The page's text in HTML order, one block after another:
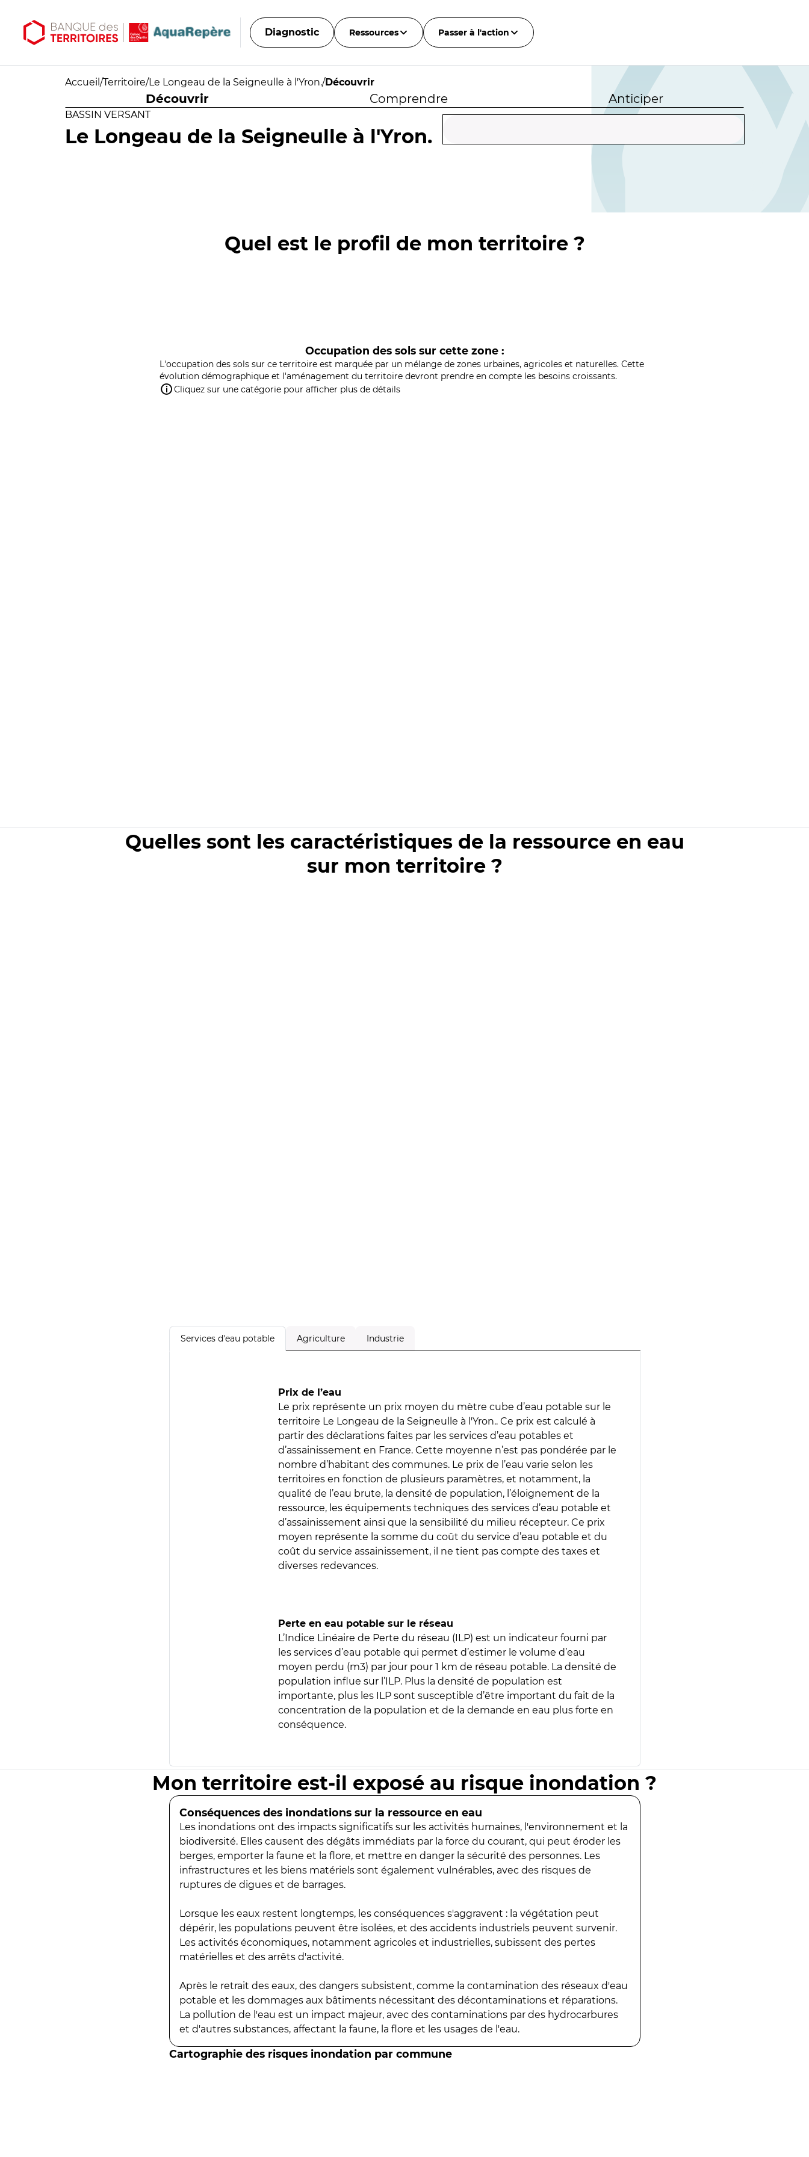
Diagnostic Ressources Passer à l'action
Accueil /Territoire/Le Longeau de la Seigneulle à l'Yron./Découvrir
Découvrir Comprendre Anticiper
BASSIN VERSANT
Le Longeau de la Seigneulle à l'Yron.
Quel est le profil de mon territoire ?
Occupation des sols sur cette zone :
L'occupation des sols sur ce territoire est marquée par un mélange de zones urbaines, agricoles et naturelles. Cette
évolution démographique et l'aménagement du territoire devront prendre en compte les besoins croissants.
Cliquez sur une catégorie pour afficher plus de détails
Quelles sont les caractéristiques de la ressource en eau
sur mon territoire ?
Services d'eau potable Agriculture Industrie
Prix de l’eau
Le prix représente un prix moyen du mètre cube d’eau potable sur le
territoire Le Longeau de la Seigneulle à l'Yron.. Ce prix est calculé à
partir des déclarations faites par les services d’eau potables et
d’assainissement en France. Cette moyenne n’est pas pondérée par le
nombre d’habitant des communes. Le prix de l’eau varie selon les
territoires en fonction de plusieurs paramètres, et notamment, la
qualité de l’eau brute, la densité de population, l’éloignement de la
ressource, les équipements techniques des services d’eau potable et
d’assainissement ainsi que la sensibilité du milieu récepteur. Ce prix
moyen représente la somme du coût du service d’eau potable et du
coût du service assainissement, il ne tient pas compte des taxes et
diverses redevances.
Perte en eau potable sur le réseau
L’Indice Linéaire de Perte du réseau (ILP) est un indicateur fourni par
les services d’eau potable qui permet d’estimer le volume d’eau
moyen perdu (m3) par jour pour 1 km de réseau potable. La densité de
population influe sur l’ILP. Plus la densité de population est
importante, plus les ILP sont susceptible d’être important du fait de la
concentration de la population et de la demande en eau plus forte en
conséquence.
Mon territoire est-il exposé au risque inondation ?
Conséquences des inondations sur la ressource en eau
Les inondations ont des impacts significatifs sur les activités humaines, l'environnement et la
biodiversité. Elles causent des dégâts immédiats par la force du courant, qui peut éroder les
berges, emporter la faune et la flore, et mettre en danger la sécurité des personnes. Les
infrastructures et les biens matériels sont également vulnérables, avec des risques de
ruptures de digues et de barrages.
Lorsque les eaux restent longtemps, les conséquences s'aggravent : la végétation peut
dépérir, les populations peuvent être isolées, et des accidents industriels peuvent survenir.
Les activités économiques, notamment agricoles et industrielles, subissent des pertes
matérielles et des arrêts d'activité.
Après le retrait des eaux, des dangers subsistent, comme la contamination des réseaux d'eau
potable et les dommages aux bâtiments nécessitant des décontaminations et réparations.
La pollution de l'eau est un impact majeur, avec des contaminations par des hydrocarbures
et d'autres substances, affectant la faune, la flore et les usages de l'eau.
Cartographie des risques inondation par commune